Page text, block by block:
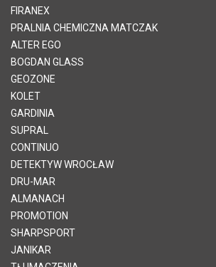
FIRANEX
PRALNIA CHEMICZNA MATCZAK
ALTER EGO
BOGDAN GLASS
GEOZONE
KOLET
GARDINIA
SUPRAL
CONTINUO
DETEKTYW WROCŁAW
DRU-MAR
ALMANACH
PROMOTION
SHARPSPORT
JANIKAR